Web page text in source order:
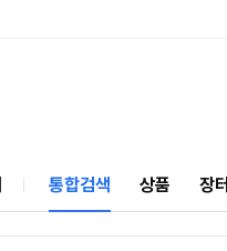
통합검색 상품 장터